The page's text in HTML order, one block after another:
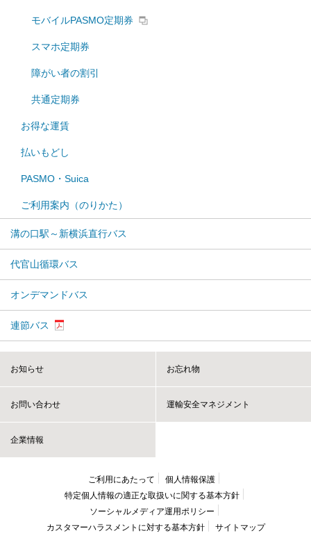
モバイルPASMO定期券
スマホ定期券
障がい者の割引
共通定期券
お得な運賃
払いもどし
PASMO・Suica
ご利用案内（のりかた）
溝の口駅～新横浜直行バス
代官山循環バス
オンデマンドバス
連節バス
お知らせ お忘れ物
お問い合わせ 運輸安全マネジメント
企業情報
ご利用にあたって
個人情報保護
特定個人情報の適正な取扱いに関する基本方針
ソーシャルメディア運用ポリシー
カスタマーハラスメントに対する基本方針 サイトマップ